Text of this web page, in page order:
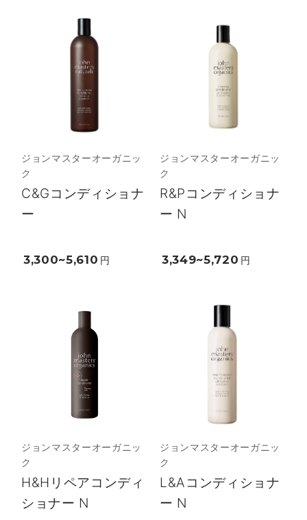
ジョンマスターオーガニッ
ク
C&Gコンディショナ
ー
3,300~5,610 円
ジョンマスターオーガニッ
ク
R&Pコンディショナ
ー N
3,349~5,720 円
ジョンマスターオーガニッ
ク
H&Hリペアコンディ
ショナー N
ジョンマスターオーガニッ
ク
L&Aコンディショナ
ー N